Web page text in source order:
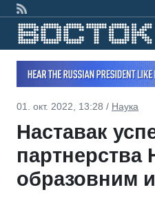
01. окт. 2022, 13:28 / Наука
Наставак
партнерства
образовним